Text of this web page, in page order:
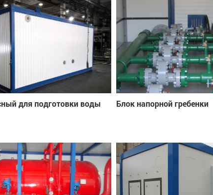
для подготовки воды Блок напорной гребенки